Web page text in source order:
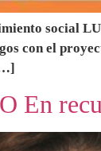
social
con el
En